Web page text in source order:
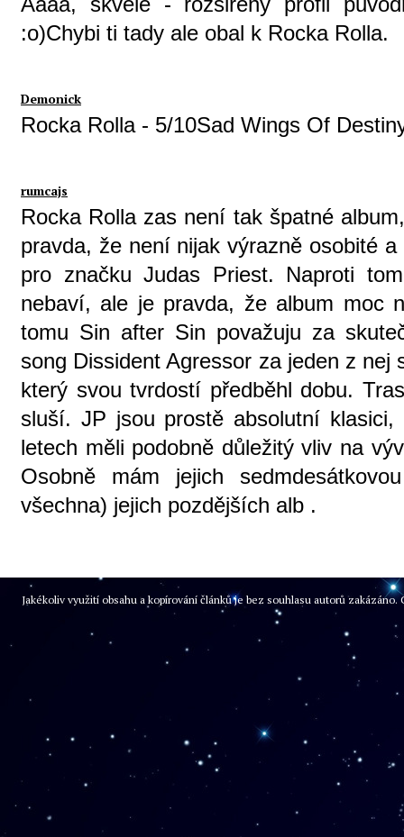
:o)Chybi ti tady ale obal k Rocka Rolla.
Demonick
Rocka Rolla - 5/10Sad Wings Of
rumcajs
Rocka Rolla zas není tak špatné
pravda, že není nijak výrazně osobité
pro značku Judas Priest. Naproti
nebaví, ale je pravda, že album moc
tomu Sin after Sin považuju za
song Dissident Agressor za jeden z nej
který svou tvrdostí předběhl dobu.
sluší. JP jsou prostě absolutní
letech měli podobně důležitý vliv na
Osobně mám jejich
všechna) jejich pozdějších alb .
Jakékoliv využití obsahu a kopírování článků je bez souhlasu autorů